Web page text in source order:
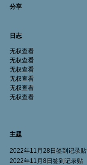
分享
日志
无权查看
无权查看
无权查看
无权查看
无权查看
无权查看
主题
2022年11月28日签到记录贴
2022年11月8日签到记录贴